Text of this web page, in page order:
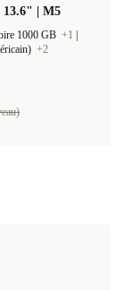
13.6" | M5
1000 GB +1
+2